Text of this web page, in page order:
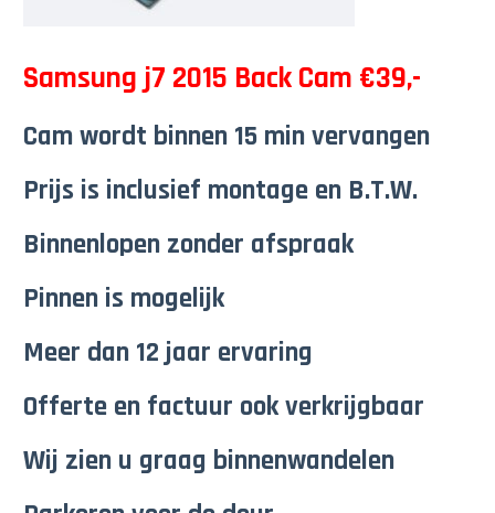
Samsung j7 2015 Back Cam €39,-
Cam wordt binnen 15 min vervangen
Prijs is inclusief montage en B.T.W.
Binnenlopen zonder afspraak
Pinnen is mogelijk
Meer dan 12 jaar ervaring
Offerte en factuur ook verkrijgbaar
Wij zien u graag binnenwandelen